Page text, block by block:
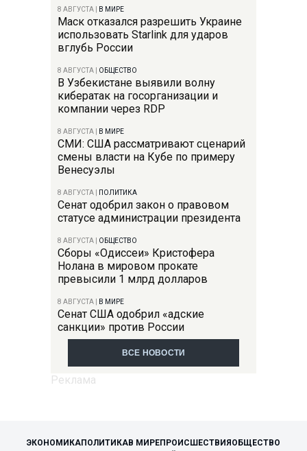
8 АВГУСТА В МИРЕ
Маск отказался разрешить Украине
использовать Starlink для ударов
вглубь России
8 АВГУСТА ОБЩЕСТВО
В Узбекистане выявили волну
кибератак на госорганизации и
компании через RDP
8 АВГУСТА В МИРЕ
СМИ: США рассматривают сценарий
смены власти на Кубе по примеру
Венесуэлы
8 АВГУСТА ПОЛИТИКА
Сенат одобрил закон о правовом
статусе администрации президента
8 АВГУСТА ОБЩЕСТВО
Сборы «Одиссеи» Кристофера
Нолана в мировом прокате
превысили 1 млрд долларов
8 АВГУСТА В МИРЕ
Сенат США одобрил «адские
санкции» против России
ВСЕ НОВОСТИ
ЭКОНОМИКАПОЛИТИКАВ МИРЕПРОИСШЕСТВИЯОБЩЕСТВО